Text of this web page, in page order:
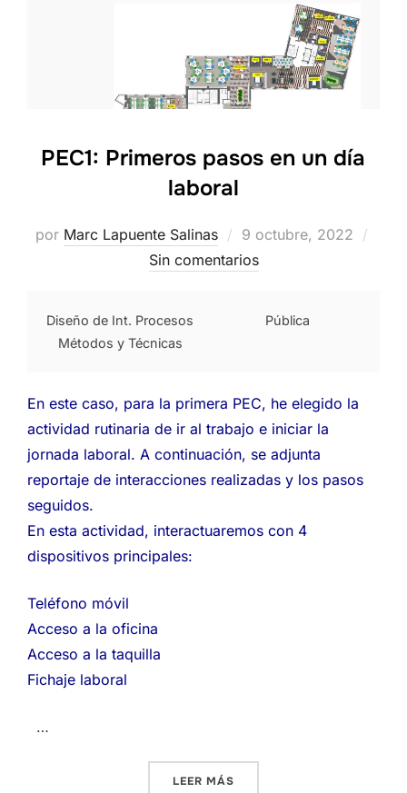
PEC1: Primeros pasos en un día
laboral
por Marc Lapuente Salinas
Publicado
el
9 octubre, 2022
Sin comentarios
Diseño de Int. Procesos
Métodos y Técnicas
Pública
En este caso, para la primera PEC, he elegido la
actividad rutinaria de ir al trabajo e iniciar la
jornada laboral. A continuación, se adjunta
reportaje de interacciones realizadas y los pasos
seguidos.
En esta actividad, interactuaremos con 4
dispositivos principales:
Teléfono móvil
Acceso a la oficina
Acceso a la taquilla
Fichaje laboral
…
LEER MÁS